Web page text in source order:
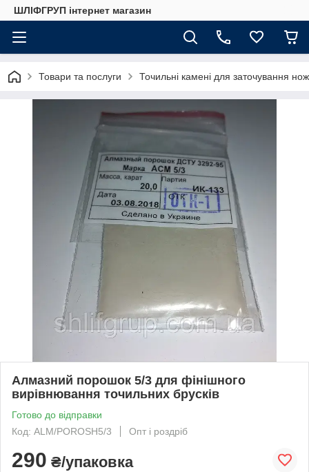
ШЛІФГРУП інтернет магазин
Товари та послуги Точильні камені для заточування
Алмазний порошок 5/3 для фінішного
вирівнювання точильних брусків
Готово до відправки
Код: ALM/POROSH5/3
Опт і роздріб
290 ₴/упаковка